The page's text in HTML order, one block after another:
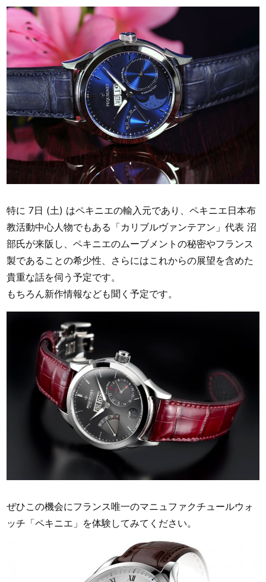
特に 7日 (土) はペキニエの輸入元であり、ペキニエ日本布
教活動中心人物でもある「カリブルヴァンテアン」代表 沼
部氏が来阪し、ペキニエのムーブメントの秘密やフランス
製であることの希少性、さらにはこれからの展望を含めた
貴重な話を伺う予定です。
もちろん新作情報なども聞く予定です。
ぜひこの機会にフランス唯一のマニュファクチュールウォ
ッチ「ペキニエ」を体験してみてください。